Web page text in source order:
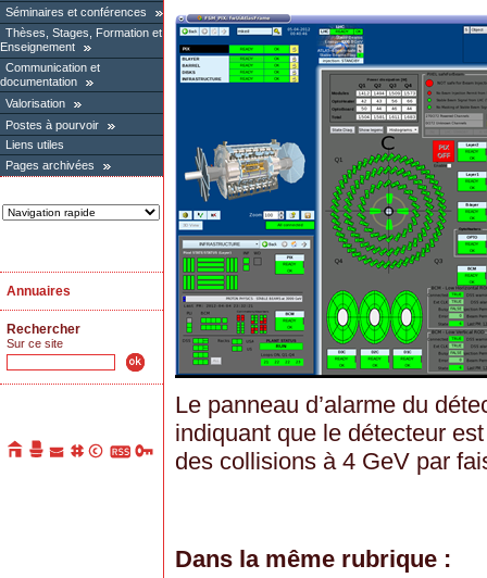
Séminaires et conférences
Thèses, Stages, Formation et
Enseignement
Communication et
documentation
Valorisation
Postes à pourvoir
Liens utiles
Pages archivées
Annuaires
Rechercher
Sur ce site
Le panneau d’alarme du
indiquant que le détecteur
des collisions à 4 GeV par
Dans la même rubrique :